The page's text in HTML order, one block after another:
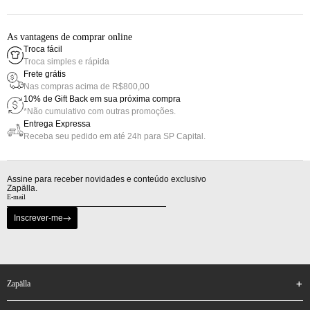
As vantagens de comprar online
Troca fácil
Troca simples e rápida
Frete grátis
Nas compras acima de R$800,00
10% de Gift Back em sua próxima compra
*Não cumulativo com outras promoções.
Entrega Expressa
Receba seu pedido em até 24h para SP Capital.
Assine para receber novidades e conteúdo exclusivo
Zapälla.
Inscrever-me
zapälla